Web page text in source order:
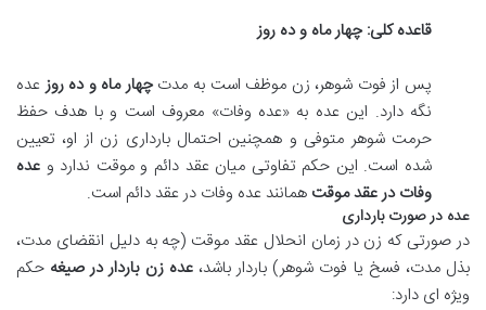
قاعده کلی: چهار ماه و ده روز
پس از فوت شوهر، زن موظف است به مدتچهار ماه و ده روز عده
نگه دارد. این عده به «عده وفات» معروف است و با هدف حفظ
حرمت شوهر متوفی و همچنین احتمال بارداری زن از او، تعیین
شده است. این حکم تفاوتی میان عقد دائم و موقت ندارد و عده
وفات در عقد موقت همانند عده وفات در عقد دائم است.
عده در صورت بارداری
در صورتی که زن در زمان انحلال عقد موقت (چه به دلیل انقضای مدت،
بذل مدت، فسخ یا فوت شوهر) باردار باشد،عده زن باردار در صیغه حکم
ویژه ای دارد: